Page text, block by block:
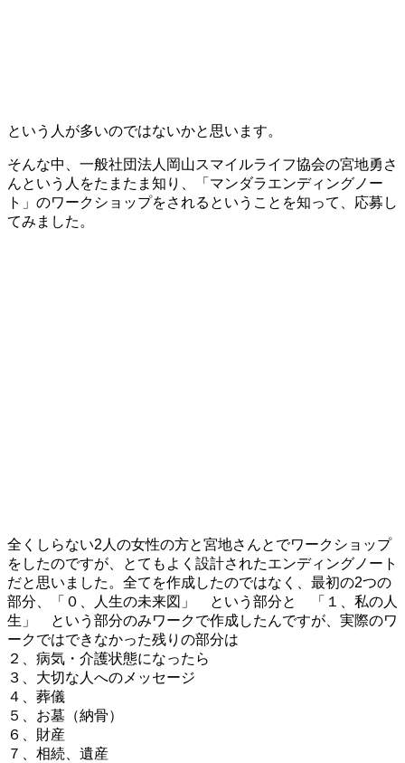
という人が多いのではないかと思います。
そんな中、一般社団法人岡山スマイルライフ協会の宮地勇さ
んという人をたまたま知り、「マンダラエンディングノー
ト」のワークショップをされるということを知って、応募し
てみました。
全くしらない2人の女性の方と宮地さんとでワークショップ
をしたのですが、とてもよく設計されたエンディングノート
だと思いました。全てを作成したのではなく、最初の2つの
部分、「０、人生の未来図」 という部分と 「１、私の人
生」 という部分のみワークで作成したんですが、実際のワ
ークではできなかった残りの部分は
２、病気・介護状態になったら
３、大切な人へのメッセージ
４、葬儀
５、お墓（納骨）
６、財産
７、相続、遺産